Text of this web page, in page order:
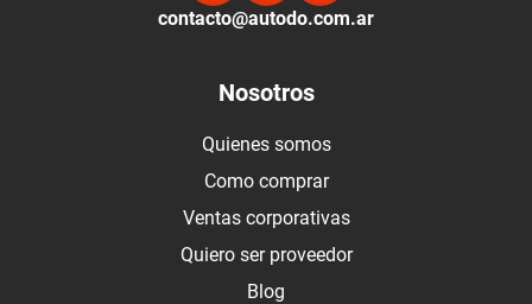
contacto@autodo.com.ar
Nosotros
Quienes somos
Como comprar
Ventas corporativas
Quiero ser proveedor
Blog